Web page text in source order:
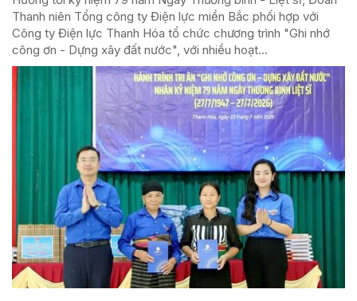
Thanh niên Tổng công ty Điện lực miền Bắc phối hợp với
Công ty Điện lực Thanh Hóa tổ chức chương trình "Ghi nhớ
công ơn - Dựng xây đất nước", với nhiều hoạt...